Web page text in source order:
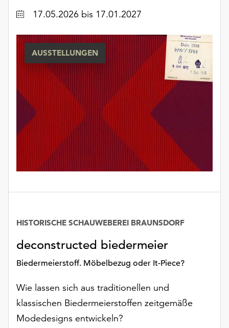
werden
ohne
Einverständnis
weiterhin
ausgeführt.
Möchten
die
verwendeten
anpassen,
über
Schaltfläche
„Auswählen“.
Informationen
finden
Sie
Datum17.05.2026 bis 17.01.2027
AUSSTELLUNGEN
deconstructed biedermeier
Biedermeierstoff. Möbelbezug oder It-Piece?
HISTORISCHE SCHAUWEBEREI BRAUNSDORF
Wie lassen sich aus traditionellen und
klassischen Biedermeierstoffen zeitgemäße
Modedesigns entwickeln?
Datum